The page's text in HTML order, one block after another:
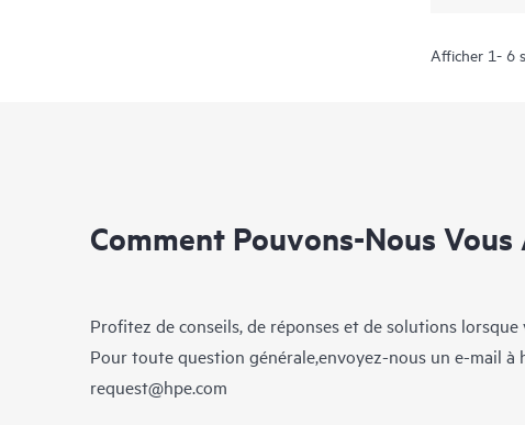
Afficher 1- 6
Comment Pouvons-Nous Vous
Profitez de conseils, de réponses et de solutions lorsque
Pour toute question générale,envoyez-nous un e-mail à
request@hpe.com